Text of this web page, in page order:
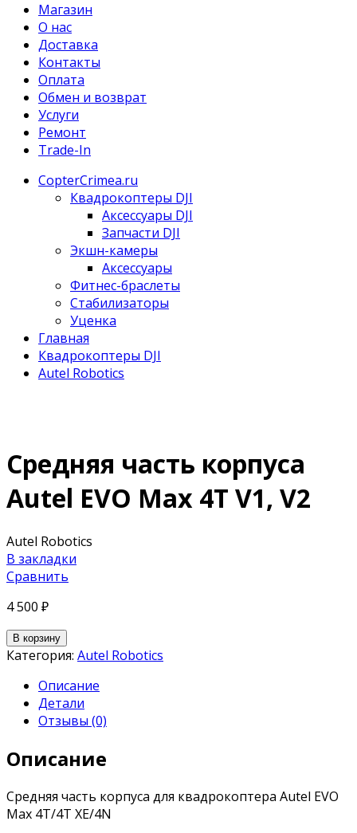
Магазин
О нас
Доставка
Контакты
Оплата
Обмен и возврат
Услуги
Ремонт
Trade-In
CopterCrimea.ru
Квадрокоптеры DJI
Аксессуары DJI
Запчасти DJI
Экшн-камеры
Аксессуары
Фитнес-браслеты
Стабилизаторы
Уценка
Главная
Квадрокоптеры DJI
Autel Robotics
Средняя часть корпуса
Autel EVO Max 4T V1, V2
Autel Robotics
В закладки
Сравнить
4 500 ₽
В корзину
Категория: Autel Robotics
Описание
Детали
Отзывы (0)
Описание
Средняя часть корпуса для квадрокоптера Autel EVO
Max 4T/4T XE/4N